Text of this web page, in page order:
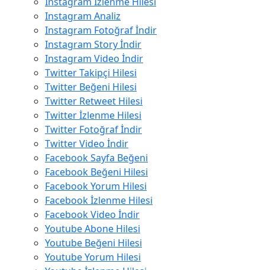
Instagram Analiz
Instagram Fotoğraf İndir
Instagram Story İndir
Instagram Video İndir
Twitter Takipçi Hilesi
Twitter Beğeni Hilesi
Twitter Retweet Hilesi
Twitter İzlenme Hilesi
Twitter Fotoğraf İndir
Twitter Video İndir
Facebook Sayfa Beğeni
Facebook Beğeni Hilesi
Facebook Yorum Hilesi
Facebook İzlenme Hilesi
Facebook Video İndir
Youtube Abone Hilesi
Youtube Beğeni Hilesi
Youtube Yorum Hilesi